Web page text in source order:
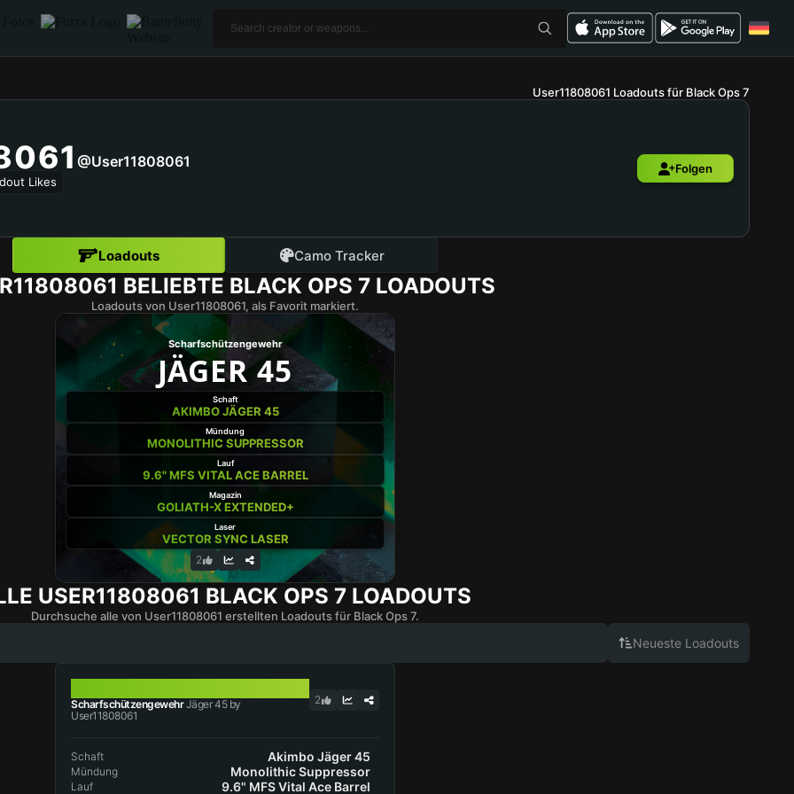
User11808061 Loadouts für Black Ops 7
@user11808061
Likes
Folgen
Loadouts Camo Tracker
BELIEBTE BLACK OPS 7 LOADOUTS
Loadouts von User11808061, als Favorit markiert.
Scharfschützengewehr
JÄGER 45
Schaft
AKIMBO JÄGER 45
Mündung
MONOLITHIC SUPPRESSOR
Lauf
9.6" MFS VITAL ACE BARREL
Magazin
GOLIATH-X EXTENDED+
Laser
VECTOR SYNC LASER
2
USER11808061 BLACK OPS 7 LOADOUTS
Durchsuche alle von User11808061 erstellten Loadouts für Black Ops 7.
Neueste Loadouts
ScharfschützengewehrJäger 45 by
User11808061
2
Schaft Akimbo Jäger 45
Mündung Monolithic Suppressor
Lauf
9.6" MFS Vital Ace Barrel